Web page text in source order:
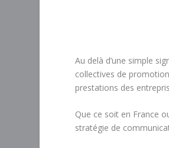
Au delà d’une simple
collectives de
prestations des
Que ce soit en France
stratégie de